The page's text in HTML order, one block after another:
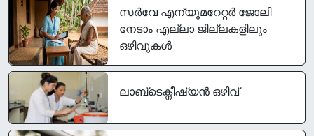
സര്‍വേ എന്യൂമറേറ്റര്‍ ജോലി
നേടാം എല്ലാ ജില്ലകളിലും
ഒഴിവുകൾ
ലാബ്ടെക്നീഷ്യൻ ഒഴിവ്